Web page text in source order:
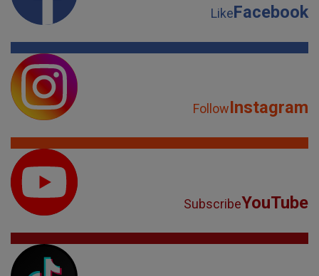
LikeFacebook
FollowInstagram
SubscribeYouTube